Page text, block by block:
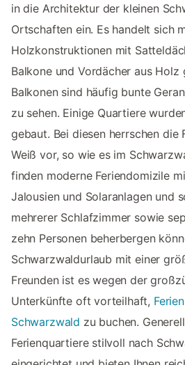
in die Architektur der kleinen
Ortschaften ein. Es handelt sich
Holzkonstruktionen mit
Balkone und Vordächer aus
Balkonen sind häufig bunte
zu sehen. Einige Quartiere
gebaut. Bei diesen herrschen die
Weiß vor, so wie es im
finden moderne Feriendomizile
Jalousien und Solaranlagen und
mehrerer Schlafzimmer sowie
zehn Personen beherbergen
Schwarzwaldurlaub mit einer
Freunden ist es wegen der
Unterkünfte oft vorteilhaft,
Schwarzwald zu buchen.
Ferienquartiere stilvoll nach